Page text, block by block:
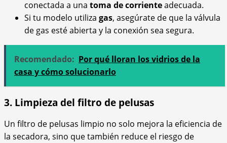
conectada a una toma de corrienteadecuada.
Si tu modelo utiliza gas, asegúrate de que la válvula
de gas esté abierta y la conexión sea segura.
Recomendado: Por qué lloran los vidrios de la
casa y cómo solucionarlo
3. Limpieza del filtro de pelusas
Un filtro de pelusas limpio no solo mejora la eficiencia de
la secadora, sino que también reduce el riesgo de